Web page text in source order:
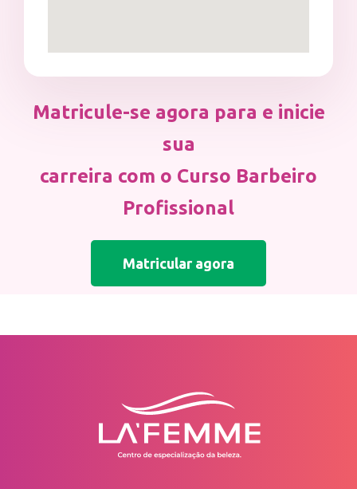
Matricule-se agora para e inicie
sua
carreira com o Curso Barbeiro
Profissional
Matricular agora